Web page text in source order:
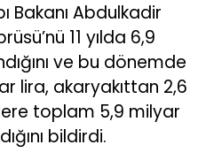
Bakanı Abdulkadir
11 yılda 6,9
ve bu dönemde
lira, akaryakıttan 2,6
toplam 5,9 milyar
bildirdi.